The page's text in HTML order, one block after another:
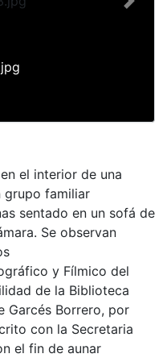
Next
el interior de una
grupo familiar
sentado en un sofá de
Se observan
y Fílmico del
de la Biblioteca
Garcés Borrero, por
con la Secretaria
el fin de aunar